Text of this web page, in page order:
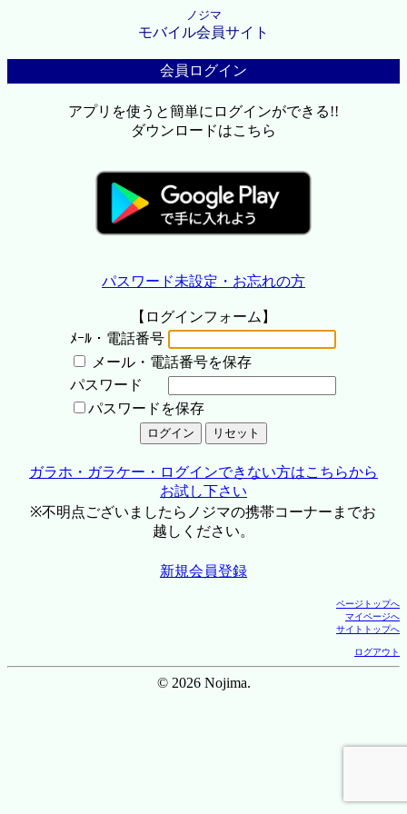
ノジマ
モバイル会員サイト
会員ログイン
アプリを使うと簡単にログインができる!!
ダウンロードはこちら
パスワード未設定・お忘れの方
【ログインフォーム】
ﾒｰﾙ・電話番号
メール・電話番号を保存
パスワード
パスワードを保存
ガラホ・ガラケー・ログインできない方はこちらから
お試し下さい
※不明点ございましたらノジマの携帯コーナーまでお
越しください。
新規会員登録
ページトップへ
マイページへ
サイトトップへ
ログアウト
© 2026 Nojima.